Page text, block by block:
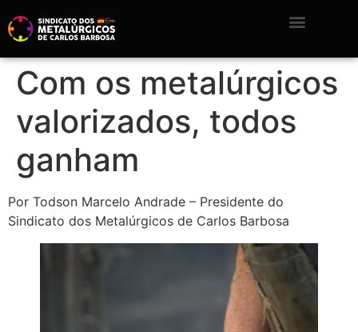
Com os metalúrgicos
valorizados, todos
ganham
Por Todson Marcelo Andrade – Presidente do
Sindicato dos Metalúrgicos de Carlos Barbosa